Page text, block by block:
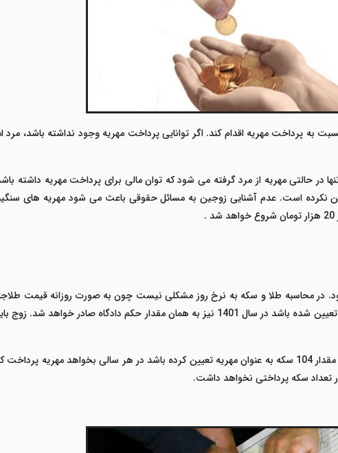
به پرداخت مهریه اقدام کند. اگر توانایی پرداخت مهریه وجود نداشته باشد،
در حالتی مهریه از مرد گرفته می شود که توان مالی برای پرداخت مهریه داشته
نکرده است. عدم آشنایی زوجین به مسائل حقوقی باعث می شود مهریه های
در محاسبه طلا و سکه به نرخ روز مشکلی نیست چون به صورت روزانه قیمت
مثال اگر در سال 1367 مقدار 20 گرم طلا 18 عیار به عنوان مهریه تعیین شده باشد در سال 1401 نیز به همان